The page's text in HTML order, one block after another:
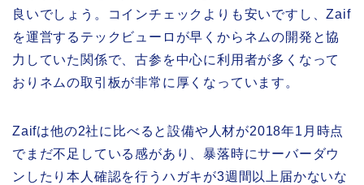
良いでしょう。コインチェックよりも安いですし、Zaif
を運営するテックビューロが早くからネムの開発と協
力していた関係で、古参を中心に利用者が多くなって
おりネムの取引板が非常に厚くなっています。
Zaifは他の2社に比べると設備や人材が2018年1月時点
でまだ不足している感があり、暴落時にサーバーダウ
ンしたり本人確認を行うハガキが3週間以上届かないな